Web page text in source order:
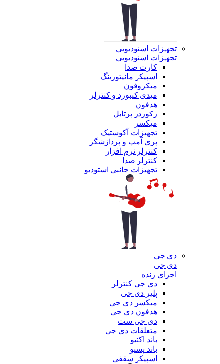
تجهیزات استودیویی
تجهیزات استودیویی
کارت صدا
اسپیکر مانیتورینگ
میکروفون
میدی کیبورد و کنترلر
هدفون
رکوردر پرتابل
میکسر
تجهیزات آکوستیک
پری آمپ و پردازشگر
کنترلر نرم افزار
کنترلر صدا
تجهیزات جانبی استودیو
دی جی
دی جی
اجرای زنده
دی جی کنترلر
پلیر دی جی
میکسر دی جی
هدفون دی جی
دی جی ست
متعلقات دی جی
باند اکتیو
باند پسیو
اسپیکر سقفی